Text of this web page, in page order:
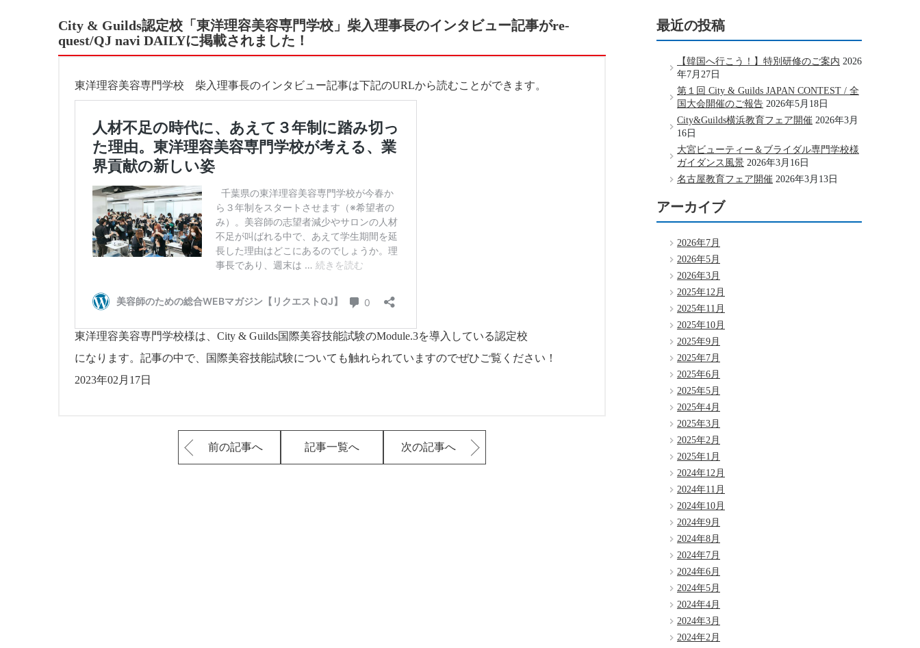
City & Guilds認定校「東洋理容美容専門学校」柴入理事長のインタビュー記事がre-
quest/QJ navi DAILYに掲載されました！
東洋理容美容専門学校 柴入理事長のインタビュー記事は下記のURLから読むことができます。
東洋理容美容専門学校様は、City & Guilds国際美容技能試験のModule.3を導入している認定校
になります。記事の中で、国際美容技能試験についても触れられていますのでぜひご覧ください！
2023年02月17日
前の記事へ 記事一覧へ 次の記事へ
最近の投稿
【韓国へ行こう！】特別研修のご案内 2026
年7月27日
第１回 City & Guilds JAPAN CONTEST / 全
国大会開催のご報告 2026年5月18日
City&Guilds横浜教育フェア開催 2026年3月
16日
大宮ビューティー＆ブライダル専門学校様
ガイダンス風景 2026年3月16日
名古屋教育フェア開催 2026年3月13日
アーカイブ
2026年7月
2026年5月
2026年3月
2025年12月
2025年11月
2025年10月
2025年9月
2025年7月
2025年6月
2025年5月
2025年4月
2025年3月
2025年2月
2025年1月
2024年12月
2024年11月
2024年10月
2024年9月
2024年8月
2024年7月
2024年6月
2024年5月
2024年4月
2024年3月
2024年2月